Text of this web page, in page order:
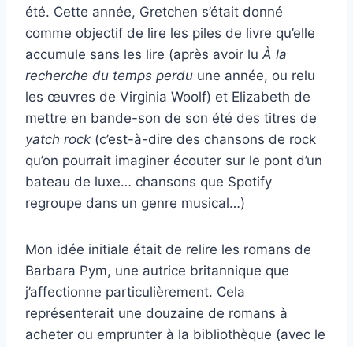
été. Cette année, Gretchen s’était donné
comme objectif de lire les piles de livre qu’elle
accumule sans les lire (après avoir lu À la
recherche du temps perdu une année, ou relu
les œuvres de Virginia Woolf) et Elizabeth de
mettre en bande-son de son été des titres de
yatch rock (c’est-à-dire des chansons de rock
qu’on pourrait imaginer écouter sur le pont d’un
bateau de luxe… chansons que Spotify
regroupe dans un genre musical…)
Mon idée initiale était de relire les romans de
Barbara Pym, une autrice britannique que
j’affectionne particulièrement. Cela
représenterait une douzaine de romans à
acheter ou emprunter à la bibliothèque (avec le